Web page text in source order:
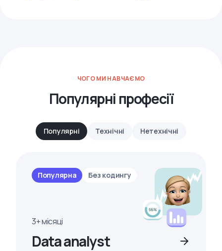
ЧОГО МИ НАВЧАЄМО
Популярні професії
Популярні Технічні Нетехнічні
Популярна Без кодингу
3+ місяці
Data analyst